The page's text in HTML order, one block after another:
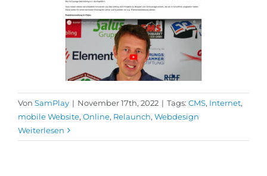
Von SamPlay | November 17th, 2022 | Tags: CMS, Internet,
mobile Website, Online, Relaunch, Webdesign
Weiterlesen